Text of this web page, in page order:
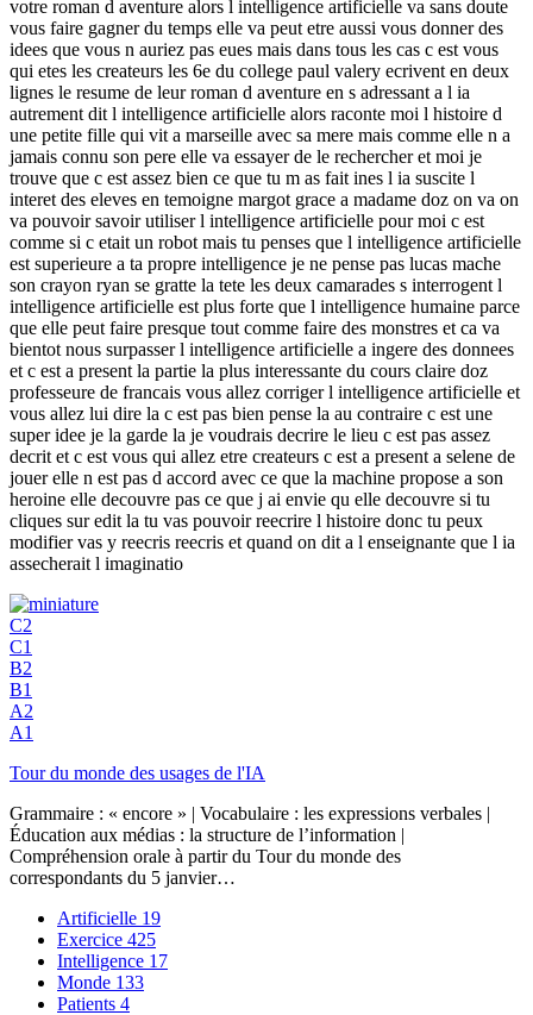
votre roman d aventure alors l intelligence artificielle va sans doute
vous faire gagner du temps elle va peut etre aussi vous donner des
idees que vous n auriez pas eues mais dans tous les cas c est vous
qui etes les createurs les 6e du college paul valery ecrivent en deux
lignes le resume de leur roman d aventure en s adressant a l ia
autrement dit l intelligence artificielle alors raconte moi l histoire d
une petite fille qui vit a marseille avec sa mere mais comme elle n a
jamais connu son pere elle va essayer de le rechercher et moi je
trouve que c est assez bien ce que tu m as fait ines l ia suscite l
interet des eleves en temoigne margot grace a madame doz on va on
va pouvoir savoir utiliser l intelligence artificielle pour moi c est
comme si c etait un robot mais tu penses que l intelligence artificielle
est superieure a ta propre intelligence je ne pense pas lucas mache
son crayon ryan se gratte la tete les deux camarades s interrogent l
intelligence artificielle est plus forte que l intelligence humaine parce
que elle peut faire presque tout comme faire des monstres et ca va
bientot nous surpasser l intelligence artificielle a ingere des donnees
et c est a present la partie la plus interessante du cours claire doz
professeure de francais vous allez corriger l intelligence artificielle et
vous allez lui dire la c est pas bien pense la au contraire c est une
super idee je la garde la je voudrais decrire le lieu c est pas assez
decrit et c est vous qui allez etre createurs c est a present a selene de
jouer elle n est pas d accord avec ce que la machine propose a son
heroine elle decouvre pas ce que j ai envie qu elle decouvre si tu
cliques sur edit la tu vas pouvoir reecrire l histoire donc tu peux
modifier vas y reecris reecris et quand on dit a l enseignante que l ia
assecherait l imaginatio
C2
C1
B2
B1
A2
A1
Tour du monde des usages de l'IA
Grammaire : « encore » | Vocabulaire : les expressions verbales |
Éducation aux médias : la structure de l’information |
Compréhension orale à partir du Tour du monde des
correspondants du 5 janvier…
Artificielle 19
Exercice 425
Intelligence 17
Monde 133
Patients 4